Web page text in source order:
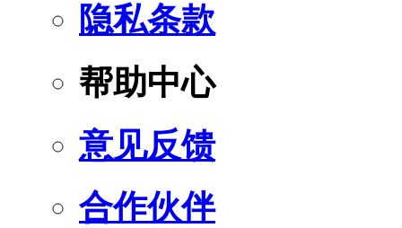
隐私条款
帮助中心
意见反馈
合作伙伴